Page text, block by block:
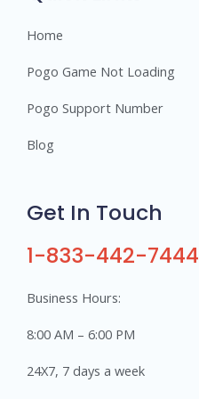
Home
Pogo Game Not Loading
Pogo Support Number
Blog
Get In Touch
1-833-442-7444
Business Hours:
8:00 AM – 6:00 PM
24X7, 7 days a week